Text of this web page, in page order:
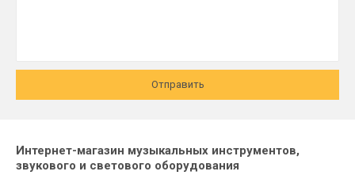
Отправить
Интернет-магазин музыкальных инструментов,
звукового и светового оборудования